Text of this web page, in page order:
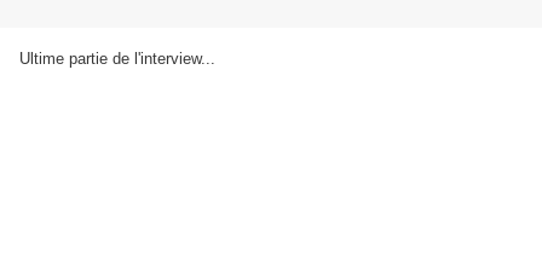
Ultime partie de l'interview...